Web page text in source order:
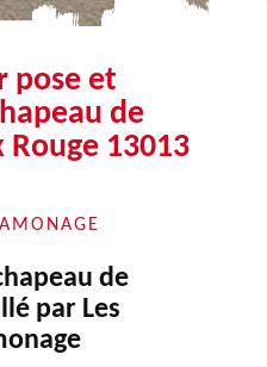
pose et
de
13013
de
par Les